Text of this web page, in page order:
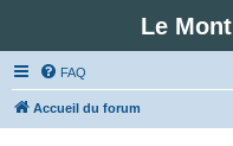
Le
FAQ
Accueil du forum